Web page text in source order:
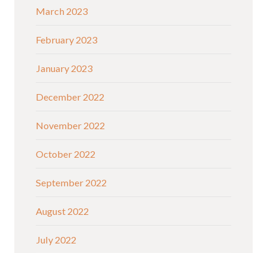
March 2023
February 2023
January 2023
December 2022
November 2022
October 2022
September 2022
August 2022
July 2022